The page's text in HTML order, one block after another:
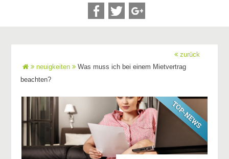
neuigkeiten
Was muss ich bei einem Mietvertrag
beachten?
zurück